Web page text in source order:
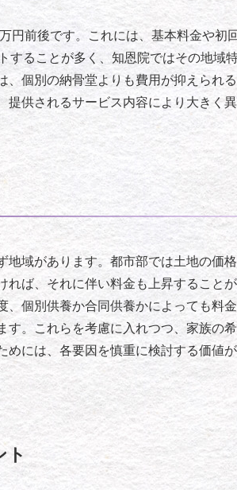
円前後です。これには、基本料金や初
することが多く、知恩院ではその地域
個別の納骨堂よりも費用が抑えられ
供されるサービス内容により大きく
域があります。都市部では土地の価
ば、それに伴い料金も上昇すること
個別供養か合同供養かによっても料
す。これらを考慮に入れつつ、家族の
めには、各要因を慎重に検討する価値
ト